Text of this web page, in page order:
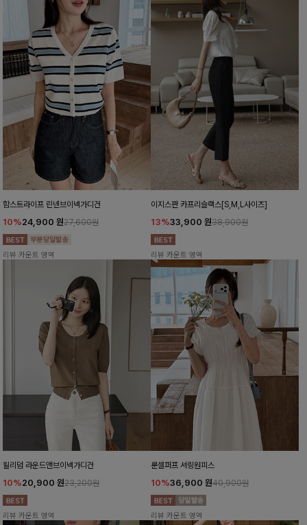
함스트라이프 린넨브이넥가디건
10%24,900 원27,600원
리뷰 카운트 영역
이지스판 카프리슬랙스[S,M,L사이즈]
13%33,900 원38,900원
리뷰 카운트 영역
윌리덤 라운드앤브이넥가디건
10%20,900 원23,200원
리뷰 카운트 영역
룬셀퍼프 셔링원피스
10%36,900 원40,900원
리뷰 카운트 영역